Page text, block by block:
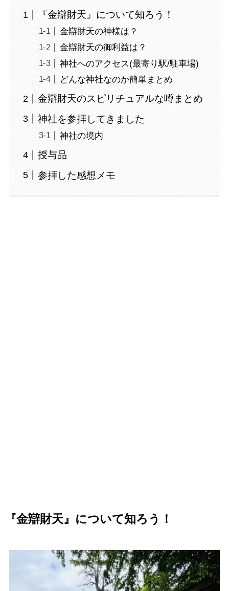
『金辯財天』について知ろう！
金辯財天の神様は？
金辯財天の御利益は？
神社へのアクセス(最寄り駅/駐車場)
どんな神社なのか簡単まとめ
金辯財天のスピリチュアルな噂まとめ
神社を参拝してきました
神社の境内
授与品
参拝した感想メモ
『金辯財天』について知ろう！